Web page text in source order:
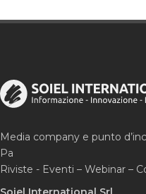
Media company e punto
Pa
Riviste - Eventi – Webinar –